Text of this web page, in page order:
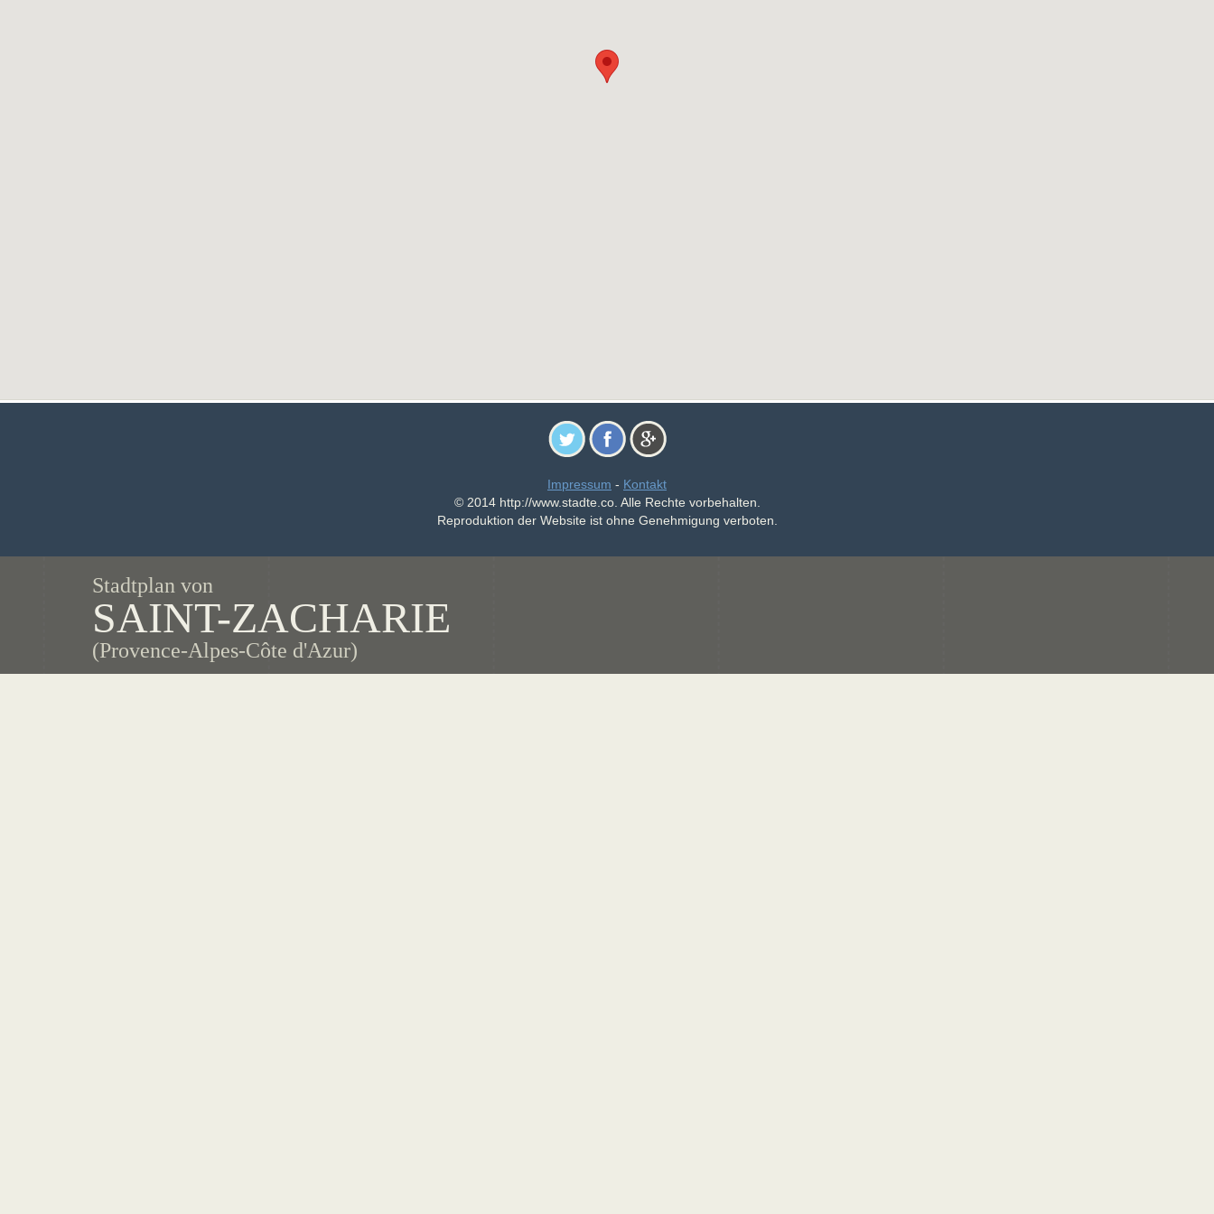
Impressum - Kontakt
© 2014 http://www.stadte.co. Alle Rechte vorbehalten.
Reproduktion der Website ist ohne Genehmigung verboten.
Stadtplan von
SAINT-ZACHARIE
(Provence-Alpes-Côte d'Azur)